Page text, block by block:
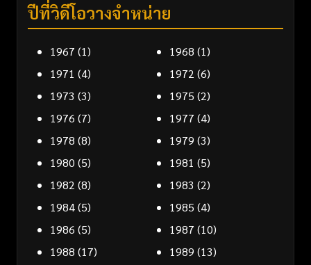
ปีที่วิดีโอวางจำหน่าย
1967 (1) 1968 (1)
1971 (4) 1972 (6)
1973 (3) 1975 (2)
1976 (7) 1977 (4)
1978 (8) 1979 (3)
1980 (5) 1981 (5)
1982 (8) 1983 (2)
1984(5) 1985 (4)
1986 (5) 1987 (10)
1988 (17) 1989 (13)